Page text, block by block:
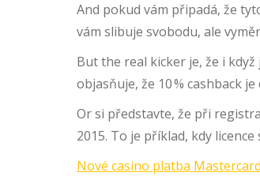
And pokud vám připadá, že
vám slibuje svobodu, ale
But the real kicker je, že i
objasňuje, že 10 % cashback
Or si představte, že při
2015. To je příklad, kdy
Nové casino platba